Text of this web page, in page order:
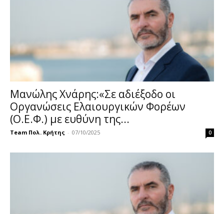
Μανώλης Χνάρης:«Σε αδιέξοδο οι
Οργανώσεις Ελαιουργικών Φορέων
(Ο.Ε.Φ.) με ευθύνη της...
Team Πολ. Κρήτης - 07/10/2025 0